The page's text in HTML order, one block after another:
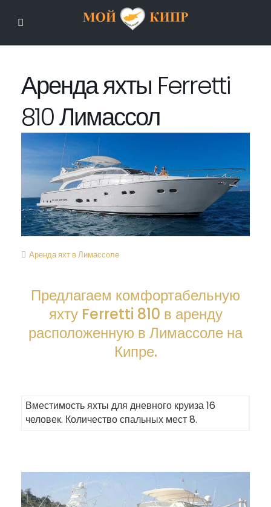
Аренда яхты Ferretti
810 Лимассол
Аренда яхт в Лимассоле
Предлагаем комфортабельную
яхту Ferretti 810 в аренду
расположенную в Лимассоле на
Кипре.
Вместимость яхты для дневного круиза 16
человек. Количество спальных мест 8.